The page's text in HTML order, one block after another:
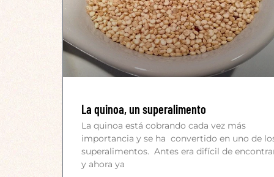
La quinoa, un superalimento
La quinoa está cobrando cada vez más
importancia y se ha convertido en uno de
superalimentos. Antes era difícil de
y ahora ya